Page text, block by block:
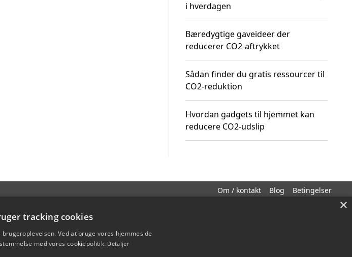
i hverdagen
Bæredygtige gaveideer der
reducerer CO2-aftrykket
Sådan finder du gratis ressourcer til
CO2-reduktion
Hvordan gadgets til hjemmet kan
reducere CO2-udslip
Om / kontakt Blog Betingelser
×
tracking cookies
Ved at bruge vores hjemmeside
med vores cookiepolitik. Detaljer